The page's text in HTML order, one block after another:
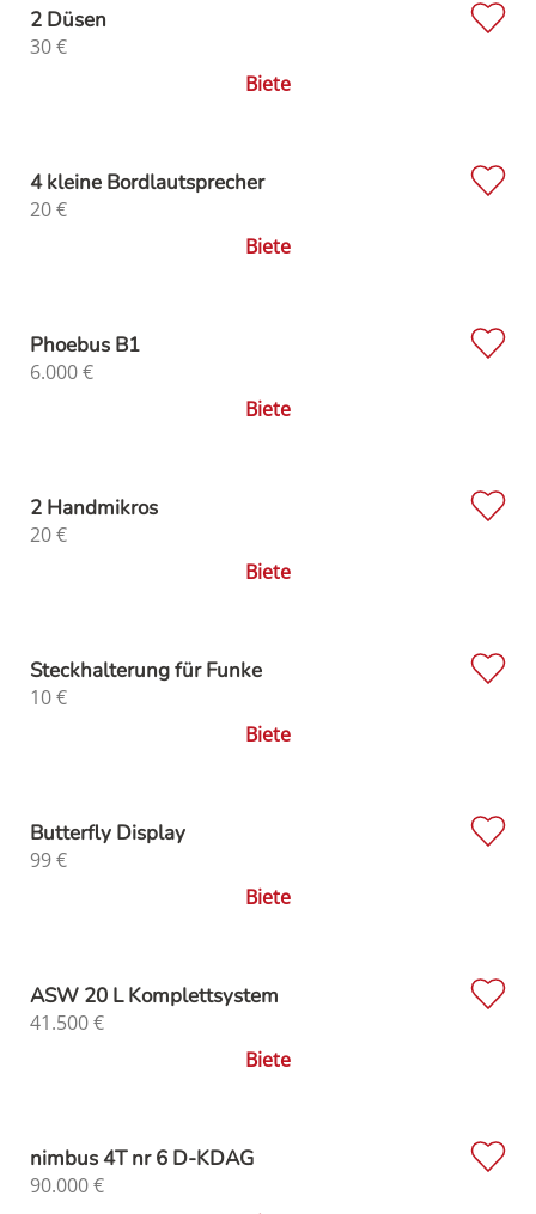
2 Düsen
30€
Biete
4 kleine Bordlautsprecher
20€
Biete
Phoebus B1
6.000€
Biete
2 Handmikros
20€
Biete
Steckhalterung für Funke
10€
Biete
Butterfly Display
99€
Biete
ASW 20 L Komplettsystem
41.500€
Biete
nimbus 4T nr 6 D-KDAG
90.000€